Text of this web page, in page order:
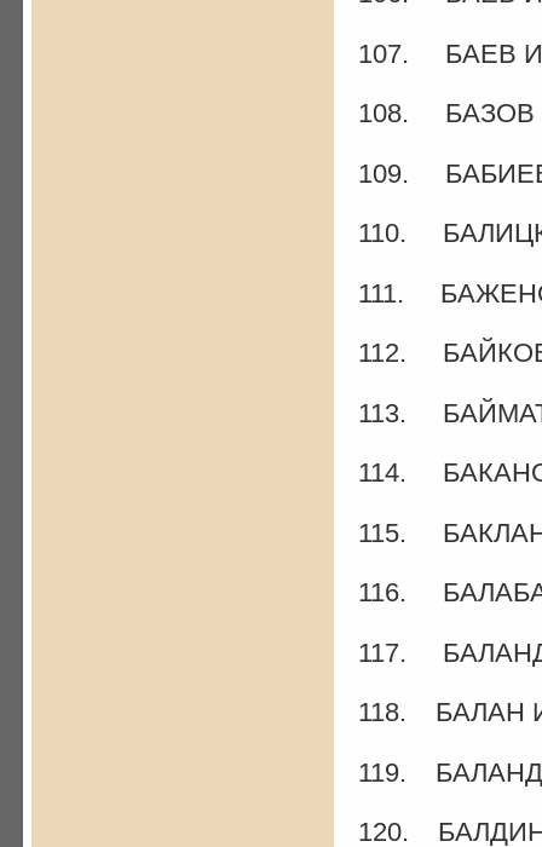
107. БАЕВ
108. БАЗОВ
109. БАБИЕВ
110.
111.
112. БАЙКОВ
113.
114.
115.
116.
117.
118. БАЛАН
119.
120. БАЛДИН